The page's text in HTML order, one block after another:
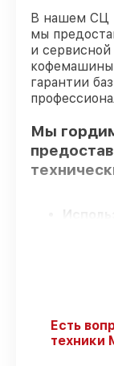
В нашем СЦ
мы
и
кофемашины
гарантии
Мы
GRGR
Есть
техники